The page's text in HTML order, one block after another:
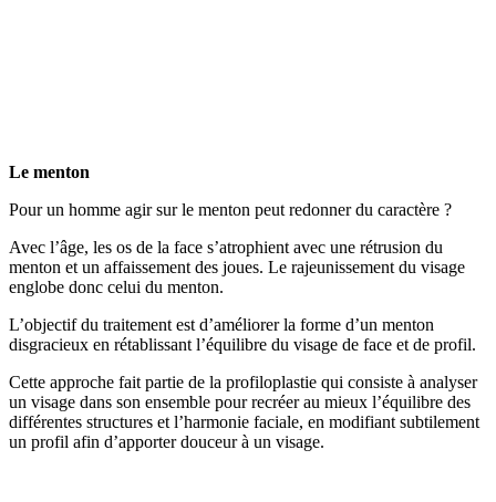
Le menton
Pour un homme agir sur le menton peut redonner du caractère ?
Avec l’âge, les os de la face s’atrophient avec une rétrusion du
menton et un affaissement des joues. Le rajeunissement du visage
englobe donc celui du menton.
L’objectif du traitement est d’améliorer la forme d’un menton
disgracieux en rétablissant l’équilibre du visage de face et de profil.
Cette approche fait partie de la profiloplastie qui consiste à analyser
un visage dans son ensemble pour recréer au mieux l’équilibre des
différentes structures et l’harmonie faciale, en modifiant subtilement
un profil afin d’apporter douceur à un visage.